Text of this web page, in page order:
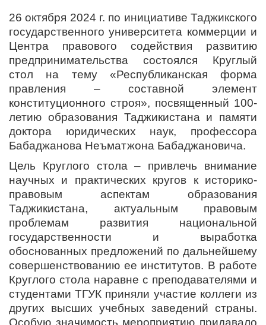
26 октября 2024 г. по инициативе Таджикского
государственного университета коммерции и
Центра правового содействия развитию
предпринимательства состоялся Круглый
стол на тему «Республиканская форма
правления – составной элемент
конституционного строя», посвященный 100-
летию образования Таджикистана и памяти
доктора юридических наук, профессора
Бабаджанова Неъматжона Бабаджановича.
Цель Круглого стола – привлечь внимание
научных и практических кругов к историко-
правовым аспектам образования
Таджикистана, актуальным правовым
проблемам развития национальной
государственности и выработка
обоснованных предложений по дальнейшему
совершенствованию ее институтов. В работе
Круглого стола наравне с преподавателями и
студентами ТГУК приняли участие коллеги из
других высших учебных заведений страны.
Особую значимость мероприятию придавало